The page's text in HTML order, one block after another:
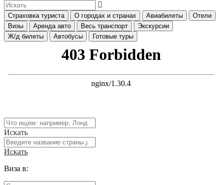
Страховка туриста О городах и странах Авиабилеты
Отели
Визы
Аренда авто Весь транспорт
Экскурсии
Ж/д билеты
Автобусы Готовые туры
Искать
Искать
Виза в: